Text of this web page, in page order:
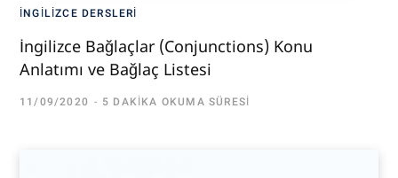
İNGILIZCE DERSLERI
İngilizce Bağlaçlar (Conjunctions) Konu
Anlatımı ve Bağlaç Listesi
11/09/2020 5 DAKIKA OKUMA SÜRESI